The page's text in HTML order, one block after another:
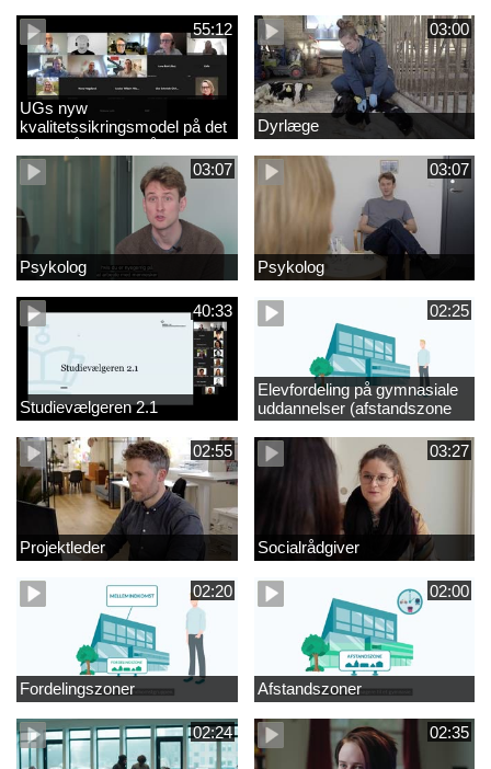
55:12
UGs nyw
kvalitetssikringsmodel på det
videregående område
03:00
Dyrlæge
03:07
Psykolog
03:07
Psykolog
40:33
Studievælgeren 2.1
02:25
Elevfordeling på gymnasiale
uddannelser (afstandszone
redigeret)
02:55
Projektleder
03:27
Socialrådgiver
02:20
Fordelingszoner
02:00
Afstandszoner
02:24 02:35